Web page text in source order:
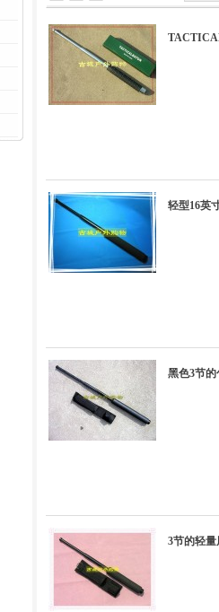
轻型16英
黑色3节
3节的轻